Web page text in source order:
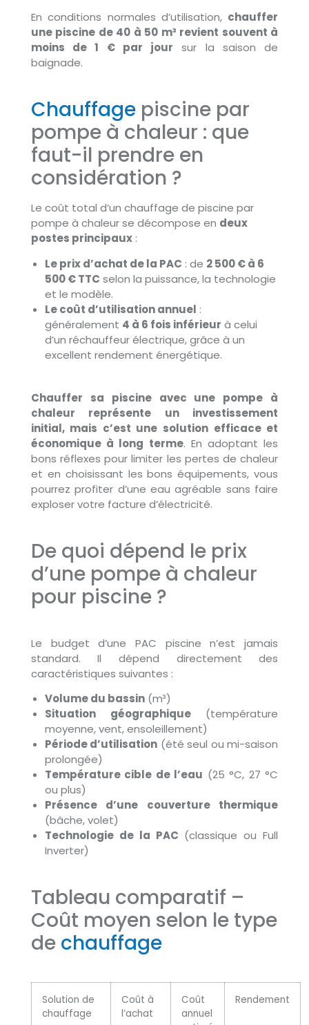
En conditions normales d’utilisation, chauffer
une piscine de 40 à 50 m³ revient souvent à
moins de 1 € par jour sur la saison de
baignade.
Chauffagepiscine par
pompe à chaleur : que
faut-il prendre en
considération ?
Le coût total d’un chauffage de piscine par
pompe à chaleur se décompose en deux
postes principaux:
Le prix d’achat de la PAC : de 2 500 € à 6
500 € TTC selon la puissance, la technologie
et le modèle.
Le coût d’utilisation annuel :
généralement 4 à 6 fois inférieur à celui
d’un réchauffeur électrique, grâce à un
excellent rendement énergétique.
Chauffer sa piscine avec une pompe à
chaleur représente un investissement
initial, mais c’est une solution efficace et
économique à long terme. En adoptant les
bons réflexes pour limiter les pertes de chaleur
et en choisissant les bons équipements, vous
pourrez profiter d’une eau agréable sans faire
exploser votre facture d’électricité.
De quoi dépend le prix
d’une pompe à chaleur
pour piscine ?
Le budget d’une PAC piscine n’est jamais
standard. Il dépend directement des
caractéristiques suivantes :
Volume du bassin(m³)
Situation géographique(température
moyenne, vent, ensoleillement)
Période d’utilisation (été seul ou mi-saison
prolongée)
Température cible de l’eau (25 °C, 27 °C
ou plus)
Présence d’une couverture thermique
(bâche, volet)
Technologie de la PAC (classique ou Full
Inverter)
Tableau comparatif –
Coût moyen selon le type
de chauffage
Solution de
chauffage
Coût à
l’achat
Coût
annuel
Rendement